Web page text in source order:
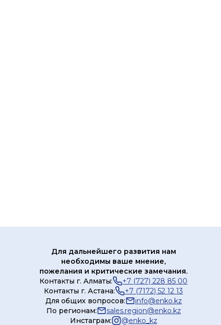
Для дальнейшего развития нам
необходимы ваше мнение,
пожелания и критические замечания.
Контакты г. Алматы:
+7 (727) 228 85 00
Контакты г. Астана:
+7 (7172) 52 12 13
Для общих вопросов:
info@enko.kz
По регионам:
sales.region@enko.kz
Инстаграм:
@enko_kz